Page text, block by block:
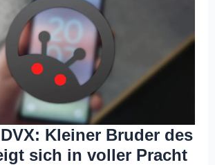
Kleiner Bruder des
sich in voller Pracht